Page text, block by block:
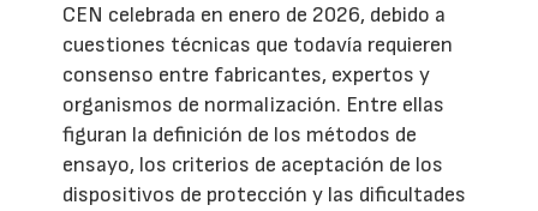
CEN celebrada en enero de 2026, debido a
cuestiones técnicas que todavía requieren
consenso entre fabricantes, expertos y
organismos de normalización. Entre ellas
figuran la definición de los métodos de
ensayo, los criterios de aceptación de los
dispositivos de protección y las dificultades